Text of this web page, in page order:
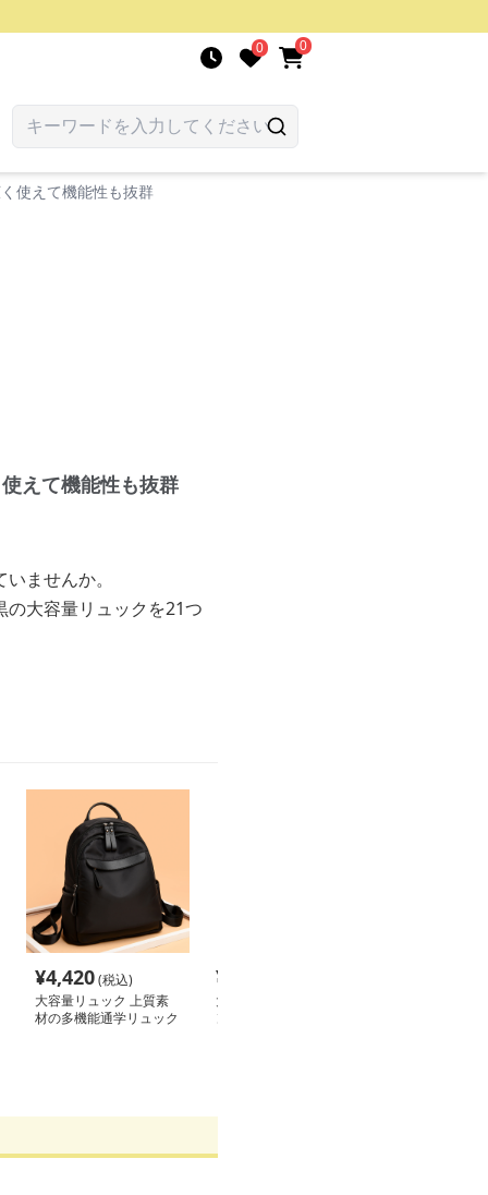
0 0
使えて機能性も抜群
えて機能性も抜群
ませんか。
大容量リュックを21つ
¥4,420(税込)
大容量リュック 上質素
材の多機能通学リュック
¥
大容量リュック アーバ
ン トラベラー バックパ